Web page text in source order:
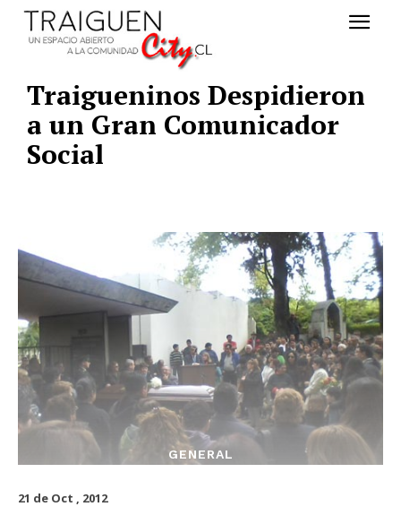
Traigueninos Despidieron
a un Gran Comunicador
Social
GENERAL
21 de Oct , 2012